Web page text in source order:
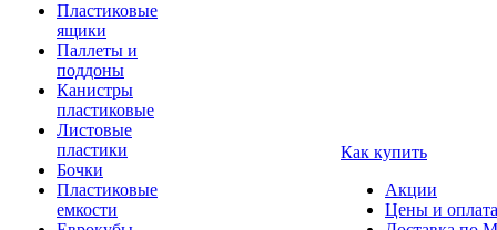
Пластиковые
ящики
Паллеты и
поддоны
Канистры
пластиковые
Листовые
пластики
Бочки
Пластиковые
емкости
Как купить
Акции
Цены и оплата